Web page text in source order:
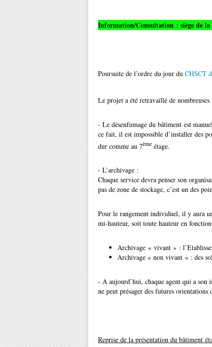
Information/Consultation : siège de
Poursuite de l’ordre du jour du CHSCT
Le projet a été retravaillé de nombreuses
- Le désenfumage du bâtiment est
ce fait, il est impossible d’installer des
dur comme au 7ème étage.
- L’archivage :
Chaque service devra penser son
pas de zone de stockage, c’est un des
Pour le rangement individuel, il y aura
mi-hauteur, soit toute hauteur en
Archivage « vivant » :
Archivage « non vivant » : des
- A aujourd’hui, chaque agent qui a
ne peut présager des futures orientations
Reprise de la présentation du bâtiment